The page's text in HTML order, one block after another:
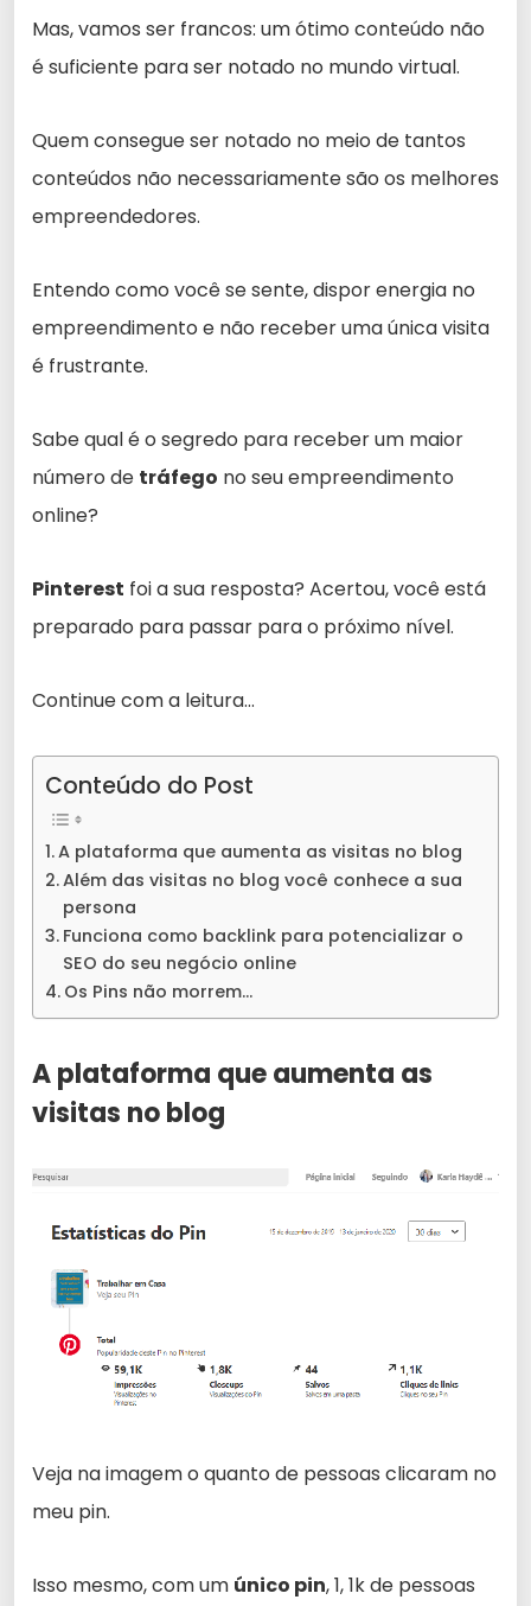
Mas, vamos ser francos: um ótimo conteúdo não
é suficiente para ser notado no mundo virtual.
Quem consegue ser notado no meio de tantos
conteúdos não necessariamente são os melhores
empreendedores.
Entendo como você se sente, dispor energia no
empreendimento e não receber uma única visita
é frustrante.
Sabe qual é o segredo para receber um maior
número de tráfego no seu empreendimento
online?
Pinterest foi a sua resposta? Acertou, você está
preparado para passar para o próximo nível.
Continue com a leitura…
Conteúdo do Post
A plataforma que aumenta as visitas no blog
Além das visitas no blog você conhece a sua
persona
Funciona como backlink para potencializar o
SEO do seu negócio online
Os Pins não morrem…
A plataforma que aumenta as
visitas no blog
Veja na imagem o quanto de pessoas clicaram no
meu pin.
Isso mesmo, com um único pin, 1, 1k de pessoas